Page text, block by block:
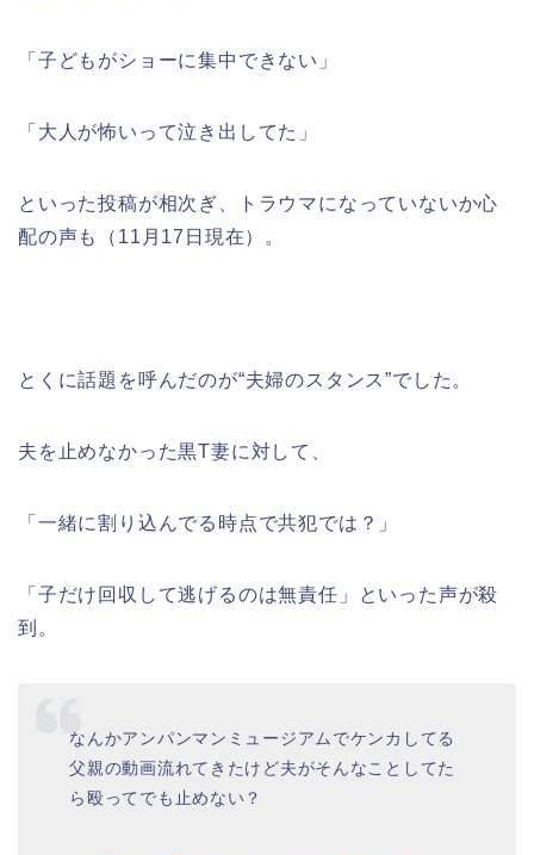
「子どもがショーに集中できない」
「大人が怖いって泣き出してた」
といった投稿が相次ぎ、トラウマになっていないか心
配の声も（11月17日現在）。
とくに話題を呼んだのが“夫婦のスタンス”でした。
夫を止めなかった黒T妻に対して、
「一緒に割り込んでる時点で共犯では？」
「子だけ回収して逃げるのは無責任」といった声が殺
到。
なんかアンパンマンミュージアムでケンカしてる
父親の動画流れてきたけど夫がそんなことしてた
ら殴ってでも止めない？